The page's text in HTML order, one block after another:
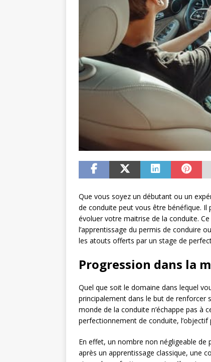
Que vous soyez un débutant ou un
de conduite peut vous être bénéfique.
évoluer votre maitrise de la conduite.
l’apprentissage du permis de conduire
les atouts offerts par un stage de
Progression dans la
Quel que soit le domaine dans lequel
principalement dans le but de renforcer
monde de la conduite n’échappe pas à
perfectionnement de conduite,
En effet, un nombre non négligeable de
après un apprentissage classique, une